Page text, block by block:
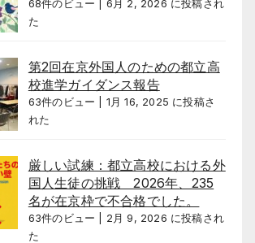
68件のビュー
6月 2, 2026 に投稿され
た
第2回在京外国人のための都立高
校進学ガイダンス報告
63件のビュー
1月 16, 2025 に投稿さ
れた
厳しい試練：都立高校における外
国人生徒の挑戦 2026年、235
名が在京枠で不合格でした。
63件のビュー
2月 9, 2026 に投稿され
た